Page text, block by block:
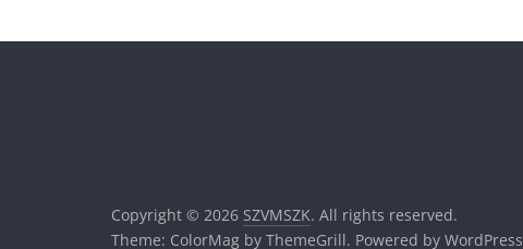
Copyright © 2026 SZVMSZK. All rights reserved.
Theme: ColorMag by ThemeGrill. Powered by WordPress